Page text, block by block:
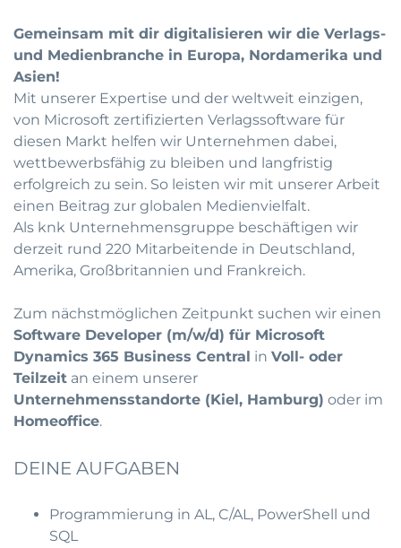
Gemeinsam mit dir digitalisieren wir die Verlags-
und Medienbranche in Europa, Nordamerika und
Asien!
Mit unserer Expertise und der weltweit einzigen,
von Microsoft zertifizierten Verlagssoftware für
diesen Markt helfen wir Unternehmen dabei,
wettbewerbsfähig zu bleiben und langfristig
erfolgreich zu sein. So leisten wir mit unserer Arbeit
einen Beitrag zur globalen Medienvielfalt.
Als knk Unternehmensgruppe beschäftigen wir
derzeit rund 220 Mitarbeitende in Deutschland,
Amerika, Großbritannien und Frankreich.
Zum nächstmöglichen Zeitpunkt suchen wir einen
Software Developer (m/w/d) für Microsoft
Dynamics 365 Business Central in Voll- oder
Teilzeit an einem unserer
Unternehmensstandorte (Kiel, Hamburg) oder im
Homeoffice.
DEINE AUFGABEN
Programmierung in AL, C/AL, PowerShell und
SQL